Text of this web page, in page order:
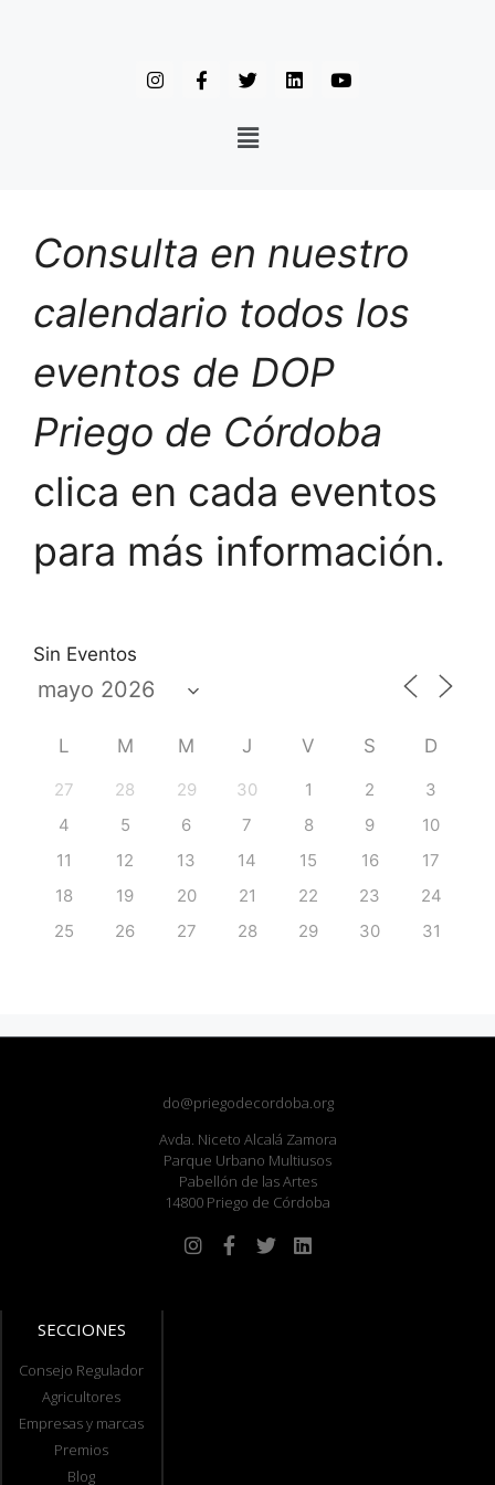
Consulta en nuestro
calendario todos los
eventos de DOP
Priego de Córdoba
clica en cada eventos
para más información.
Sin Eventos
L M M J V S D
27 28 29 30 1 2
3
4
5 6 7 8 9
10
11
12 13 14 15 16
17
18
19 20 21 22 23
24
25
26 27 28 29 30 31
do@priegodecordoba.org
Avda. Niceto Alcalá Zamora
Parque Urbano Multiusos
Pabellón de las Artes
14800 Priego de Córdoba
SECCIONES
Consejo Regulador
Agricultores
Empresas y marcas
Premios
Blog